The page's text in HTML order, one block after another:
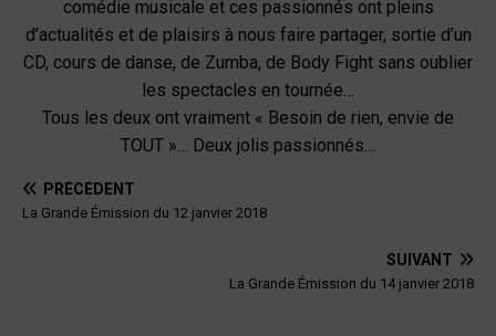
comédie musicale et ces passionnés ont pleins
d’actualités et de plaisirs à nous faire partager, sortie d’un
CD, cours de danse, de Zumba, de Body Fight sans oublier
les spectacles en tournée…
Tous les deux ont vraiment « Besoin de rien, envie de
TOUT »… Deux jolis passionnés…
PRÉCÉDENT
La Grande Émission du 12 janvier 2018
SUIVANT
La Grande Émission du 14 janvier 2018